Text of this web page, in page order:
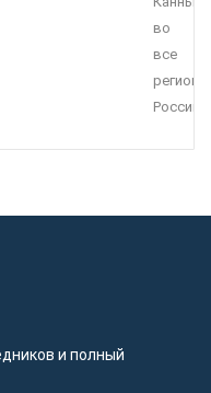
во
все
регионы
России.
и полный